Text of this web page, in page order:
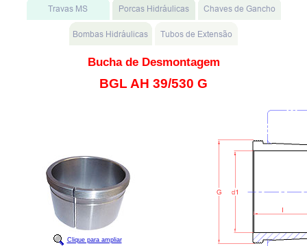
Bucha de Desmontagem
BGL AH 39/530 G
Clique para ampliar